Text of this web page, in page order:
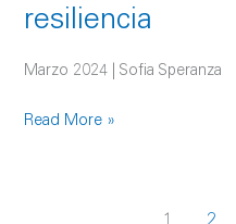
resiliencia
Marzo 2024 | Sofia Speranza
Read More »